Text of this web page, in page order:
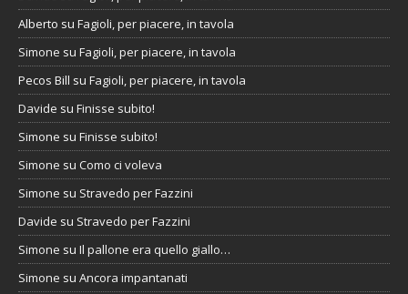
Alberto su Fagioli, per piacere, in tavola
Simone su Fagioli, per piacere, in tavola
Pecos Bill su Fagioli, per piacere, in tavola
Davide su Finisse subito!
Simone su Finisse subito!
Simone su Como ci voleva
Simone su Stravedo per Fazzini
Davide su Stravedo per Fazzini
Simone su Il pallone era quello giallo…
Simone su Ancora impantanati